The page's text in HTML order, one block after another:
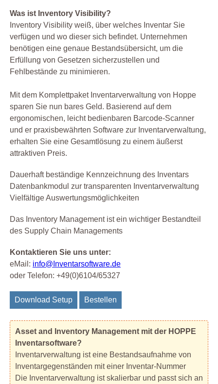
Was ist Inventory Visibility?
Inventory Visibility weiß, über welches Inventar Sie
verfügen und wo dieser sich befindet. Unternehmen
benötigen eine genaue Bestandsübersicht, um die
Erfüllung von Gesetzen sicherzustellen und
Fehlbestände zu minimieren.
Mit dem Komplettpaket Inventarverwaltung von Hoppe
sparen Sie nun bares Geld. Basierend auf dem
ergonomischen, leicht bedienbaren Barcode-Scanner
und er praxisbewährten Software zur Inventarverwaltung,
erhalten Sie eine Gesamtlösung zu einem äußerst
attraktiven Preis.
Dauerhaft beständige Kennzeichnung des Inventars
Datenbankmodul zur transparenten Inventarverwaltung
Vielfältige Auswertungsmöglichkeiten
Das Inventory Management ist ein wichtiger Bestandteil
des Supply Chain Managements
Kontaktieren Sie uns unter:
eMail: info@Inventarsoftware.de
oder Telefon: +49(0)6104/65327
Download Setup Bestellen
Asset and Inventory Management mit der HOPPE
Inventarsoftware?
Inventarverwaltung ist eine Bestandsaufnahme von
Inventargegenständen mit einer Inventar-Nummer
Die Inventarverwaltung ist skalierbar und passt sich an